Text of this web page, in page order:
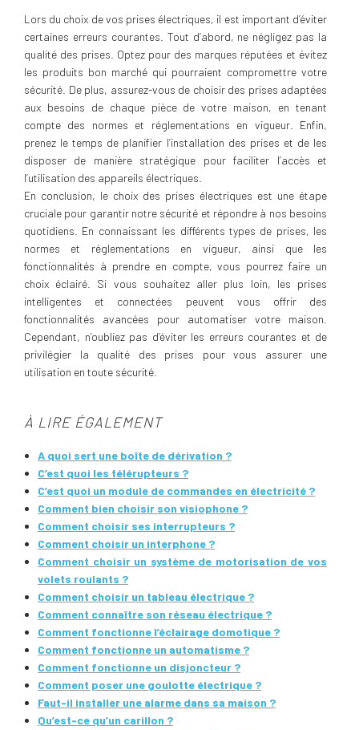
Lors du choix de vos prises électriques, il est important d’éviter
certaines erreurs courantes. Tout d’abord, ne négligez pas la
qualité des prises. Optez pour des marques réputées et évitez
les produits bon marché qui pourraient compromettre votre
sécurité. De plus, assurez-vous de choisir des prises adaptées
aux besoins de chaque pièce de votre maison, en tenant
compte des normes et réglementations en vigueur. Enfin,
prenez le temps de planifier l’installation des prises et de les
disposer de manière stratégique pour faciliter l’accès et
l’utilisation des appareils électriques.
En conclusion, le choix des prises électriques est une étape
cruciale pour garantir notre sécurité et répondre à nos besoins
quotidiens. En connaissant les différents types de prises, les
normes et réglementations en vigueur, ainsi que les
fonctionnalités à prendre en compte, vous pourrez faire un
choix éclairé. Si vous souhaitez aller plus loin, les prises
intelligentes et connectées peuvent vous offrir des
fonctionnalités avancées pour automatiser votre maison.
Cependant, n’oubliez pas d’éviter les erreurs courantes et de
privilégier la qualité des prises pour vous assurer une
utilisation en toute sécurité.
À LIRE ÉGALEMENT
A quoi sert une boîte de dérivation ?
C’est quoi les télérupteurs ?
C’est quoi un module de commandes en électricité ?
Comment bien choisir son visiophone ?
Comment choisir ses interrupteurs ?
Comment choisir un interphone ?
Comment choisir un système de motorisation de vos
volets roulants ?
Comment choisir un tableau électrique ?
Comment connaître son réseau électrique ?
Comment fonctionne l’éclairage domotique ?
Comment fonctionne un automatisme ?
Comment fonctionne un disjoncteur ?
Comment poser une goulotte électrique ?
Faut-il installer une alarme dans sa maison ?
Qu’est-ce qu’un carillon ?